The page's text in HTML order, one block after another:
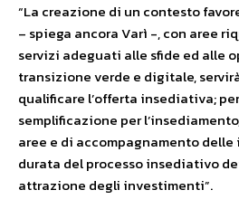
“La creazione di un contesto
– spiega ancora Varì -, con aree
servizi adeguati alle sfide ed alle
transizione verde e digitale,
qualificare l’offerta insediativa;
semplificazione per
aree e di accompagnamento
durata del processo insediativo
attrazione degli investimenti”.